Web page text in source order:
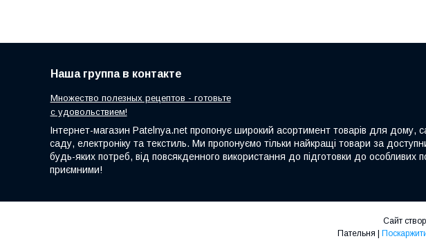
Наша группа в контакте
Множество полезных рецептов - готовьте
с удовольствием!
Інтернет-магазин Patelnya.net пропонує широкий асортимент товарів для дому,
саду, електроніку та текстиль. Ми пропонуємо тільки найкращі товари за
будь-яких потреб, від повсякденного використання до підготовки до
приємними!
Сайт
Пательня |